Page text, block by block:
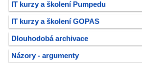
IT kurzy a školení Pumpedu
IT kurzy a školení GOPAS
Dlouhodobá archivace
Názory - argumenty